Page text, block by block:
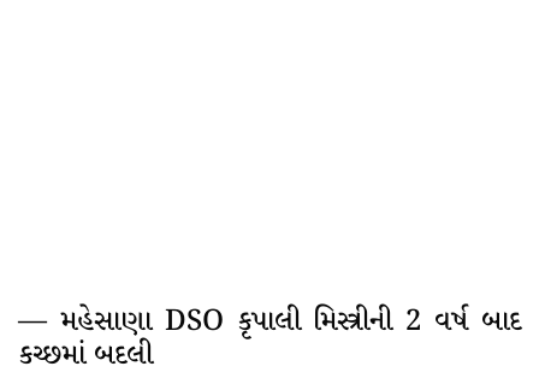
— મહેસાણા DSO કૃપાલી મિસ્ત્રીની 2 વર્ષ બાદ
કચ્છમાં બદલી